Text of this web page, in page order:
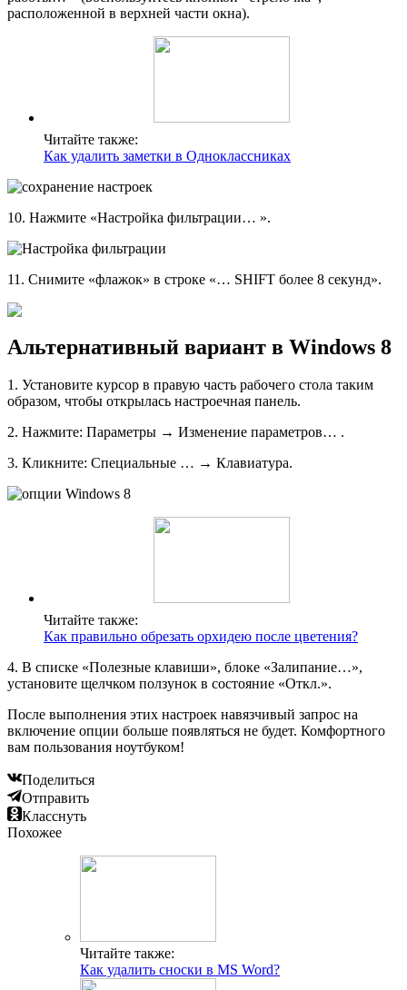
расположенной в верхней части окна).
Читайте также:
Как удалить заметки в Одноклассниках
10. Нажмите «Настройка фильтрации… ».
11. Снимите «флажок» в строке «… SHIFT более 8 секунд».
Альтернативный вариант в Windows 8
1. Установите курсор в правую часть рабочего стола таким
образом, чтобы открылась настроечная панель.
2. Нажмите: Параметры → Изменение параметров… .
3. Кликните: Специальные … → Клавиатура.
Читайте также:
Как правильно обрезать орхидею после цветения?
4. В списке «Полезные клавиши», блоке «Залипание…»,
установите щелчком ползунок в состояние «Откл.».
После выполнения этих настроек навязчивый запрос на
включение опции больше появляться не будет. Комфортного
вам пользования ноутбуком!
Поделиться
Отправить
Класснуть
Похожее
Читайте также:
Как удалить сноски в MS Word?